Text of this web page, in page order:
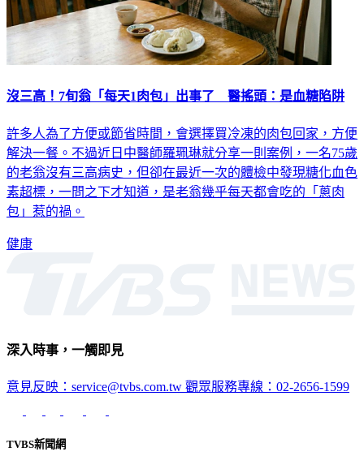
沒三高！7旬翁「每天1肉包」出事了 醫搖頭：是血糖陷阱
許多人為了方便或節省時間，會選擇買冷凍的肉包回家，方便
解決一餐。不過近日中醫師羅珮琳就分享一則案例，一名75歲
的老翁沒有三高病史，但卻在最近一次的體檢中發現糖化血色
素超標，一問之下才知道，是老翁幾乎每天都會吃的「蔥肉
包」惹的禍。
健康
深入時事，一觸即見
意見反映：service@tvbs.com.tw 觀眾服務專線：02-2656-1599
TVBS新聞網